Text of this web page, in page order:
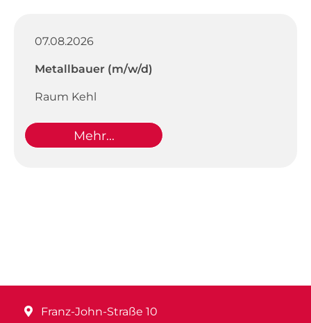
07.08.2026
Metallbauer (m/w/d)
Raum Kehl
Mehr...
Franz-John-Straße 10